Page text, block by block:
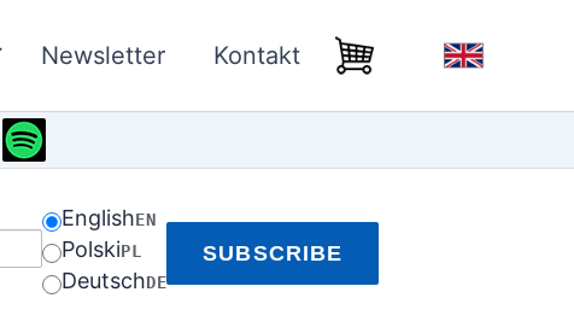
Newsletter Kontakt
EnglishEN
PolskiPL
DeutschDE
SUBSCRIBE